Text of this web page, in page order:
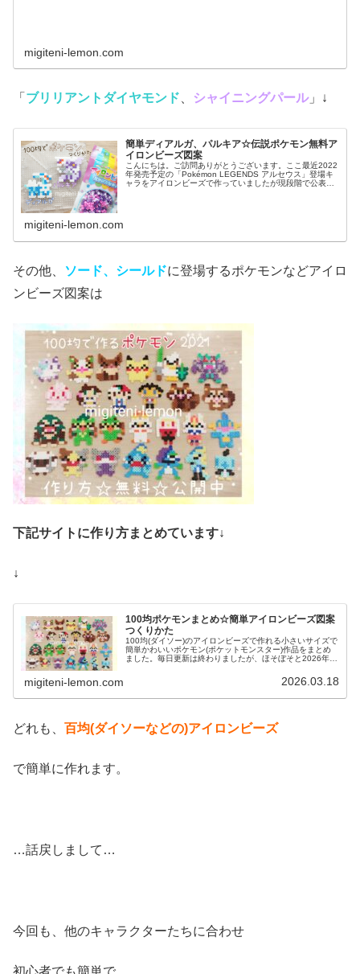
migiteni-lemon.com
「 ブリリアントダイヤモンド シャイニングパール」↓
簡単ディアルガ、パルキア☆伝説ポケモン無料ア
イロンビーズ図案
こんにちは。ご訪問ありがとうございます。ここ最近2022
年発売予定の「Pokémon LEGENDS アルセウス」登場キ
ャラをアイロンビーズで作っていましたが現段階で公表さ
migiteni-lemon.com
その他、 ソード、シールドに登場するポケモンなどアイロ
ンビーズ図案は
下記サイトに作り方まとめています↓
↓
100均ポケモンまとめ☆簡単アイロンビーズ図案
つくりかた
100均(ダイソー)のアイロンビーズで作れる小さいサイズで
簡単かわいいポケモン(ポケットモンスター)作品をまとめ
ました。毎日更新は終わりましたが、ほそぼそと2026年も
migiteni-lemon.com 2026.03.18
どれも、 百均(ダイソーなどの)アイロンビーズ
で簡単に作れます。
…話戻しまして…
今回も、他のキャラクターたちに合わせ